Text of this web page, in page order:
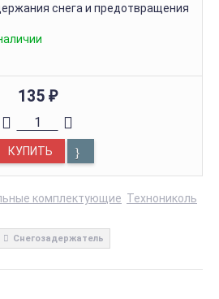
снега и предотвращения
135 ₽
КУПИТЬ
комплектующие Технониколь
Снегозадержатель